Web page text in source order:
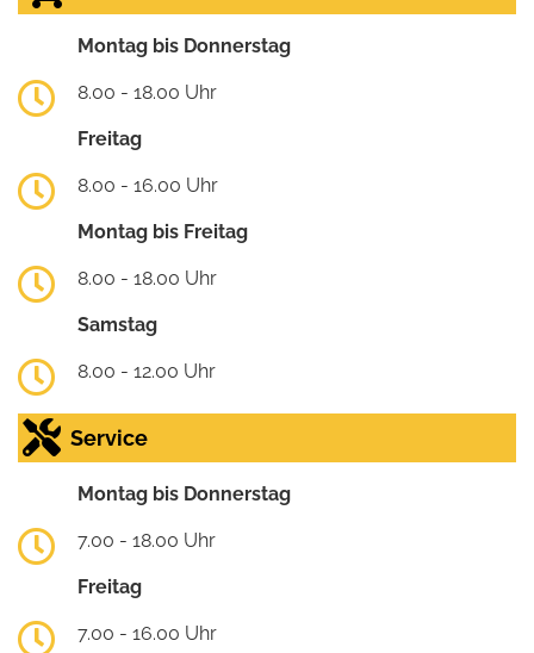
Montag bis Donnerstag
8.00 - 18.00 Uhr
Freitag
8.00 - 16.00 Uhr
Montag bis Freitag
8.00 - 18.00 Uhr
Samstag
8.00 - 12.00 Uhr
Service
Montag bis Donnerstag
7.00 - 18.00 Uhr
Freitag
7.00 - 16.00 Uhr